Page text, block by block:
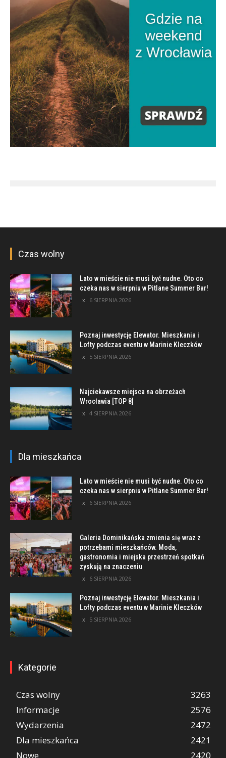
Czas wolny
Lato w mieście nie musi być nudne. Oto co
czeka nas w sierpniu w Pitlane Summer Bar!
6 SIERPNIA 2026
Poznaj inwestycję Elewator. Mieszkania i
Lofty podczas eventu w Marinie Kleczków
5 SIERPNIA 2026
Najciekawsze miejsca na obrzeżach
Wrocławia [TOP 8]
4 SIERPNIA 2026
Dla mieszkańca
Lato w mieście nie musi być nudne. Oto co
czeka nas w sierpniu w Pitlane Summer Bar!
6 SIERPNIA 2026
Galeria Dominikańska zmienia się wraz z
potrzebami mieszkańców. Moda,
gastronomia i miejska przestrzeń spotkań
zyskują na znaczeniu
6 SIERPNIA 2026
Poznaj inwestycję Elewator. Mieszkania i
Lofty podczas eventu w Marinie Kleczków
5 SIERPNIA 2026
Kategorie
Czas wolny
3263
Informacje
2576
Wydarzenia
2472
Dla mieszkańca
2421
Nowe
2420